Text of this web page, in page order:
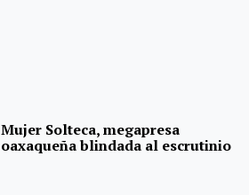
Mujer Solteca, megapresa
oaxaqueña blindada al escrutinio